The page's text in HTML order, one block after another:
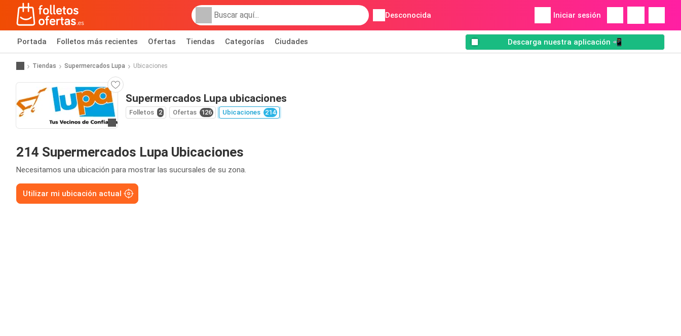
Desconocida Iniciar sesión
Portada Folletos más recientes Ofertas Tiendas Categorías Ciudades Descarga nuestra aplicación 📲
Tiendas Supermercados Lupa Ubicaciones
Ir a la web
Supermercados Lupa ubicaciones
Folletos 2 Ofertas 126 Ubicaciones 214
214 Supermercados Lupa Ubicaciones
Necesitamos una ubicación para mostrar las sucursales de su zona.
Utilizar mi ubicación actual